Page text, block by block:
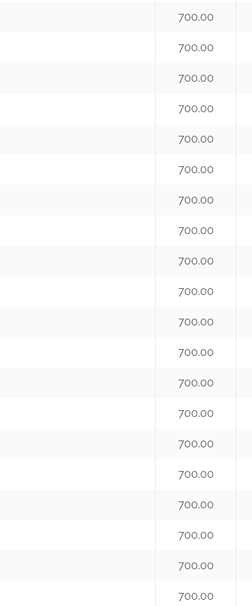
700.00
700.00
700.00
700.00
700.00
700.00
700.00
700.00
700.00
700.00
700.00
700.00
700.00
700.00
700.00
700.00
700.00
700.00
700.00
700.00